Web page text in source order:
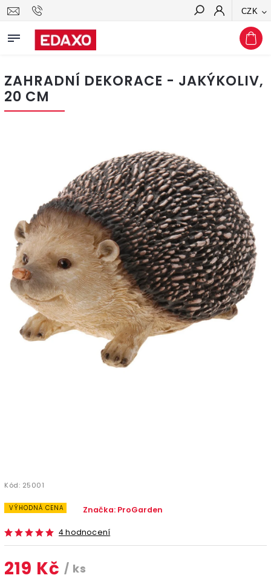
CZK
Hledat
ZAHRADNÍ DEKORACE - JAKÝKOLIV,
20 CM
Kód: 25001
VÝHODNÁ CENA
4 hodnocení
Značka: ProGarden
219 Kč / ks